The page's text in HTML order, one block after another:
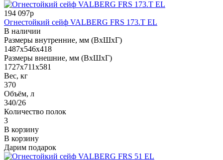
194 097р
Огнестойкий сейф VALBERG FRS 173.T EL
В наличии
Размеры внутренние, мм (ВхШхГ)
1487x546x418
Размеры внешние, мм (ВхШхГ)
1727x711x581
Вес, кг
370
Объём, л
340/26
Количество полок
3
В корзину
В корзину
Дарим подарок